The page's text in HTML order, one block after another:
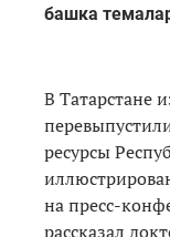
башка
В Татарстане
ресурсы
на пресс-
рассказал